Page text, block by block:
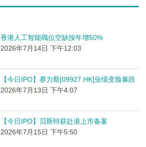
香港人工智能職位空缺按年增50%
2026年7月14日 下午12:03
【今日IPO】赛力斯[09927.HK]业绩变脸暴跌
2026年7月13日 下午4:07
【今日IPO】贝斯特获赴港上市备案
2026年7月15日 下午5:50